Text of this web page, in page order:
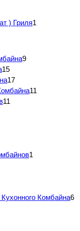
) Гриля1
9
15
17
11
11
1
Комбайна6